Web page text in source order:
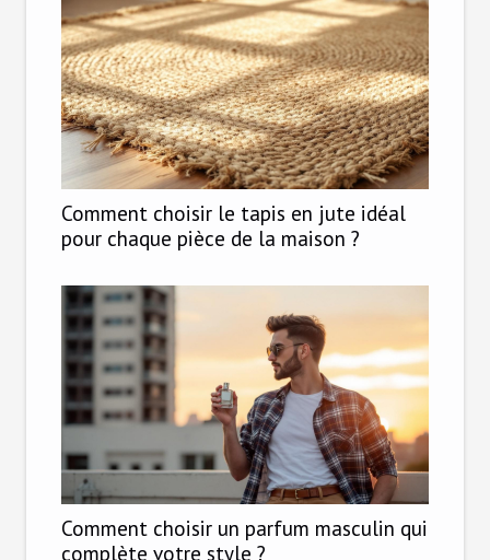
Comment choisir le tapis en jute idéal
pour chaque pièce de la maison ?
Comment choisir un parfum masculin qui
complète votre style ?